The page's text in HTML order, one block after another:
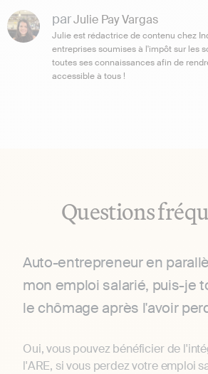
parJulie Pay Vargas
Julie est rédactrice de contenu chez
entreprises soumises à l'impôt sur les
toutes ses connaissances afin de
accessible à tous !
Questions
Auto-entrepreneur en
mon emploi salarié, puis-je
le chômage après l'avoir
Oui, vous pouvez bénéficier de
l'ARE, si vous perdez votre emploi